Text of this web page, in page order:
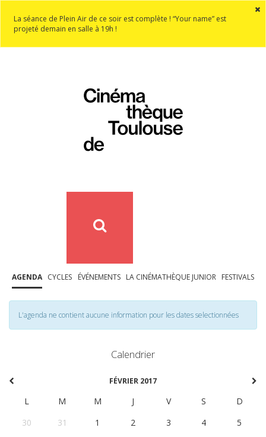
La séance de Plein Air de ce soir est complète ! “Your name” est
projeté demain en salle à 19h !
AGENDA CYCLES ÉVÉNEMENTS LA CINÉMATHÈQUE JUNIOR FESTIVALS
L'agenda ne contient aucune information pour les dates selectionnées
Calendrier
FÉVRIER 2017
L M M J V S
D
30
31 1 2 3 4
5